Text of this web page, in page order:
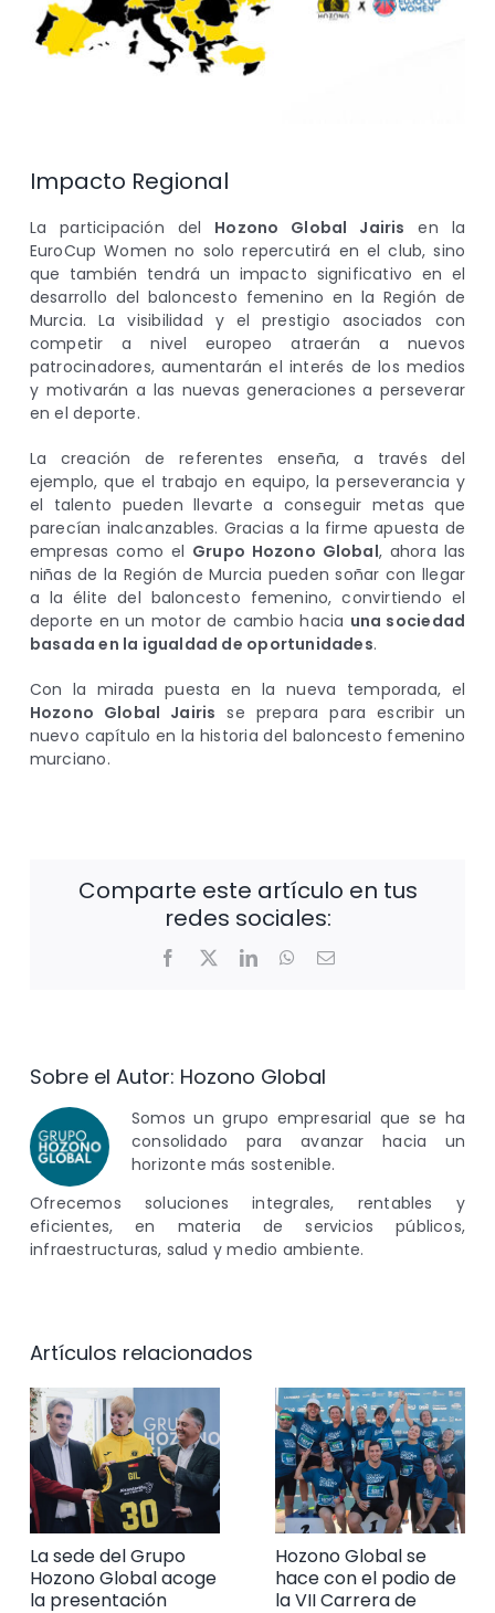
Impacto Regional
La participación del Hozono Global Jairis en la
EuroCup Women no solo repercutirá en el club, sino
que también tendrá un impacto significativo en el
desarrollo del baloncesto femenino en la Región de
Murcia. La visibilidad y el prestigio asociados con
competir a nivel europeo atraerán a nuevos
patrocinadores, aumentarán el interés de los medios
y motivarán a las nuevas generaciones a perseverar
en el deporte.
La creación de referentes enseña, a través del
ejemplo, que el trabajo en equipo, la perseverancia y
el talento pueden llevarte a conseguir metas que
parecían inalcanzables. Gracias a la firme apuesta de
empresas como el Grupo Hozono Global, ahora las
niñas de la Región de Murcia pueden soñar con llegar
a la élite del baloncesto femenino, convirtiendo el
deporte en un motor de cambio hacia una sociedad
basada en la igualdad de oportunidades.
Con la mirada puesta en la nueva temporada, el
Hozono Global Jairis se prepara para escribir un
nuevo capítulo en la historia del baloncesto femenino
murciano.
Comparte este artículo en tus
redes sociales:
Facebook
X LinkedInWhatsApp
Correo
Sobre el Autor: Hozono Global
Somos un grupo empresarial que se ha
consolidado para avanzar hacia un
horizonte más sostenible.
Ofrecemos soluciones integrales, rentables y
eficientes, en materia de servicios públicos,
infraestructuras, salud y medio ambiente.
Artículos relacionados
La sede del Grupo
Hozono Global acoge
la presentación
Hozono Global se
hace con el podio de
la VII Carrera de